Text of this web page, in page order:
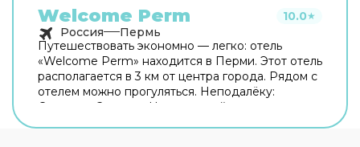
Welcome Perm 10.0★
Россия
Пермь
Путешествовать экономно — легко: отель
«Welcome Perm» находится в Перми. Этот отель
располагается в 3 км от центра города. Рядом с
отелем можно прогуляться. Неподалёку:
Стадион «Звезда», Центральный парк